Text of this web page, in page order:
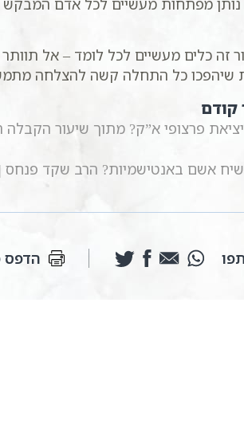
נותן מפתחות מעשיים לכל אדם
זה כלים מעשיים לכל לומד – אל
שיהפכו כל התחלה קשה להצלחה
פרצופי א”ק? מתוך שיעור הקבלה
אשם באנטישמיות? הרב שקד פנחס |
הדפס